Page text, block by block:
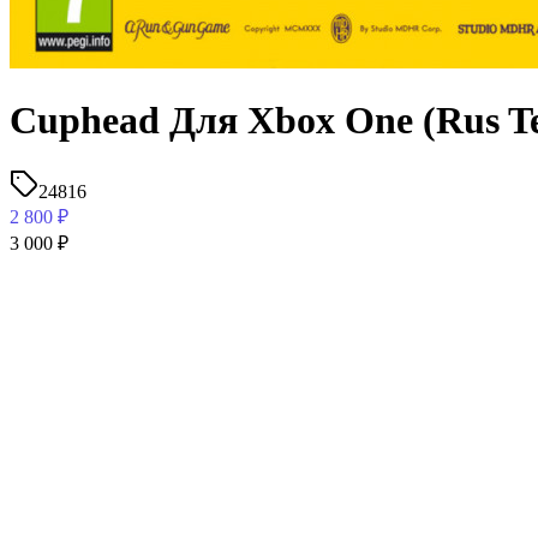
Cuphead Для Xbox One (Rus
24816
2 800 ₽
3 000 ₽